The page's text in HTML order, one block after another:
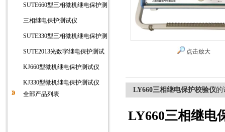
SUTE660型三相微机继电保护测
三相继电保护测试仪
SUTE330型三相微机继电保护测
SUTE2013光数字继电保护测试
KJ660型微机继电保护测试仪
KJ330型微机继电保护测试仪
全部产品列表
点击放大
LY660三相继电保护校验仪的
LY660三相继电